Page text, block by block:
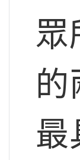
眾
的
最